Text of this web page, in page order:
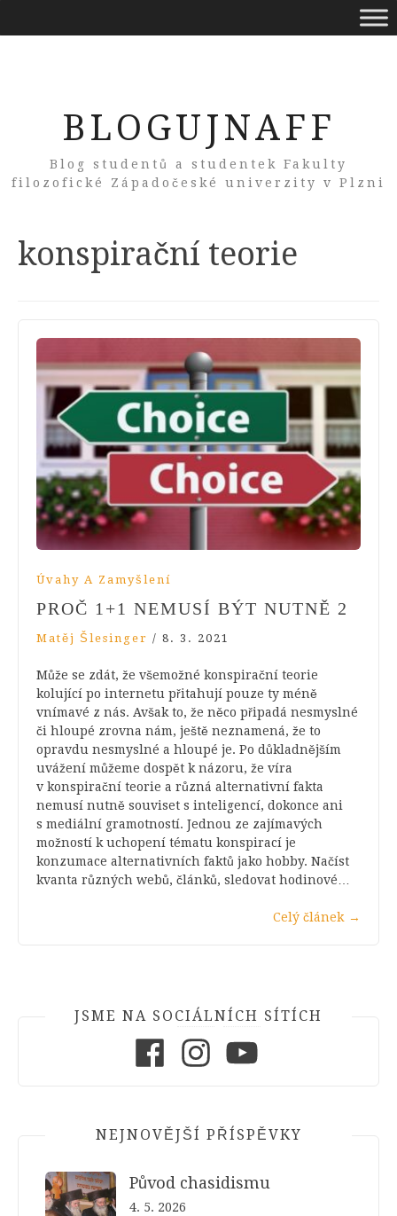
BLOGUJNAFF
Blog studentů a studentek Fakulty
filozofické Západočeské univerzity v Plzni
Tag:
konspirační teorie
Úvahy A Zamyšlení
PROČ 1+1 NEMUSÍ BÝT NUTNĚ 2
Matěj Šlesinger / 8. 3. 2021
Může se zdát, že všemožné konspirační teorie
kolující po internetu přitahují pouze ty méně
vnímavé z nás. Avšak to, že něco připadá nesmyslné
či hloupé zrovna nám, ještě neznamená, že to
opravdu nesmyslné a hloupé je. Po důkladnějším
uvážení můžeme dospět k názoru, že víra
v konspirační teorie a různá alternativní fakta
nemusí nutně souviset s inteligencí, dokonce ani
s mediální gramotností. Jednou ze zajímavých
možností k uchopení tématu konspirací je
konzumace alternativních faktů jako hobby. Načíst
kvanta různých webů, článků, sledovat hodinové…
Celý článek →
JSME NA SOCIÁLNÍCH SÍTÍCH
NEJNOVĚJŠÍ PŘÍSPĚVKY
Původ chasidismu
4. 5. 2026